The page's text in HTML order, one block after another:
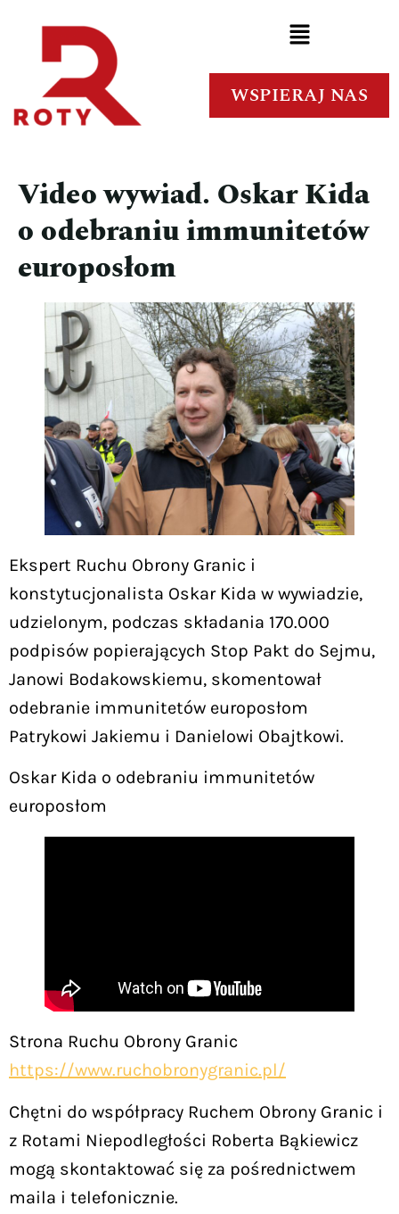
WSPIERAJ NAS
Video wywiad. Oskar Kida
o odebraniu immunitetów
europosłom
Ekspert Ruchu Obrony Granic i
konstytucjonalista Oskar Kida w wywiadzie,
udzielonym, podczas składania 170.000
podpisów popierających Stop Pakt do Sejmu,
Janowi Bodakowskiemu, skomentował
odebranie immunitetów europosłom
Patrykowi Jakiemu i Danielowi Obajtkowi.
Oskar Kida o odebraniu immunitetów
europosłom
Strona Ruchu Obrony Granic
https://www.ruchobronygranic.pl/
Chętni do współpracy Ruchem Obrony Granic i
z Rotami Niepodległości Roberta Bąkiewicz
mogą skontaktować się za pośrednictwem
maila i telefonicznie.